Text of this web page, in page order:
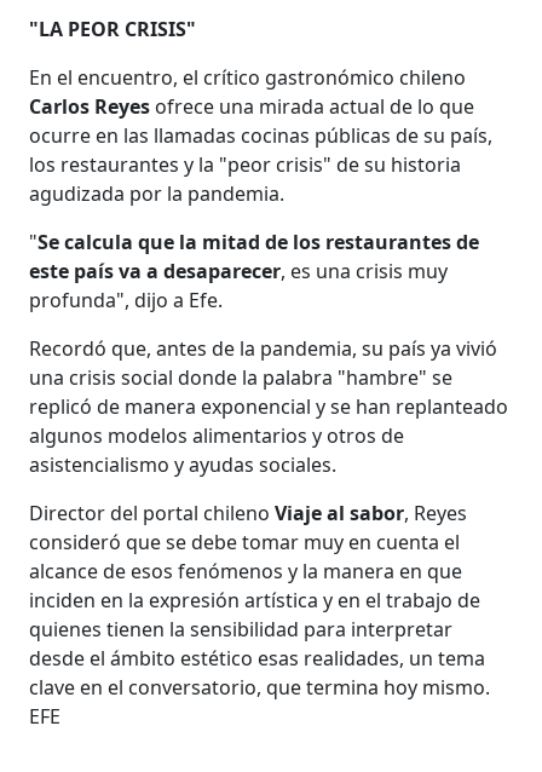
"LA PEOR CRISIS"
En el encuentro, el crítico gastronómico chileno
Carlos Reyes ofrece una mirada actual de lo que
ocurre en las llamadas cocinas públicas de su país,
los restaurantes y la "peor crisis" de su historia
agudizada por la pandemia.
"Se calcula que la mitad de los restaurantes de
este país va a desaparecer, es una crisis muy
profunda", dijo a Efe.
Recordó que, antes de la pandemia, su país ya vivió
una crisis social donde la palabra "hambre" se
replicó de manera exponencial y se han replanteado
algunos modelos alimentarios y otros de
asistencialismo y ayudas sociales.
Director del portal chileno Viaje al sabor, Reyes
consideró que se debe tomar muy en cuenta el
alcance de esos fenómenos y la manera en que
inciden en la expresión artística y en el trabajo de
quienes tienen la sensibilidad para interpretar
desde el ámbito estético esas realidades, un tema
clave en el conversatorio, que termina hoy mismo.
EFE